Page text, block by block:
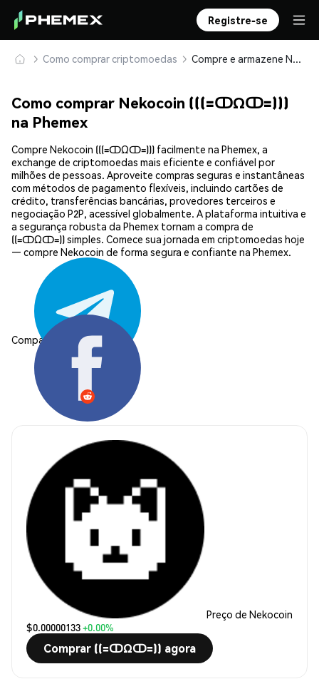
Registre-se
Como comprar criptomoedas Compre e armazene Nekocoin (((=ↀΩↀ=))) com segurança
Como comprar Nekocoin (((=ↀΩↀ=)))
na Phemex
Compre Nekocoin (((=ↀΩↀ=))) facilmente na Phemex, a
exchange de criptomoedas mais eficiente e confiável por
milhões de pessoas. Aproveite compras seguras e instantâneas
com métodos de pagamento flexíveis, incluindo cartões de
crédito, transferências bancárias, provedores terceiros e
negociação P2P, acessível globalmente. A plataforma intuitiva e
a segurança robusta da Phemex tornam a compra de
((=ↀΩↀ=)) simples. Comece sua jornada em criptomoedas hoje
— compre Nekocoin de forma segura e confiante na Phemex.
Compartilhar:
Preço de Nekocoin
$0.00000133+0.00%
Comprar ((=ↀΩↀ=)) agora